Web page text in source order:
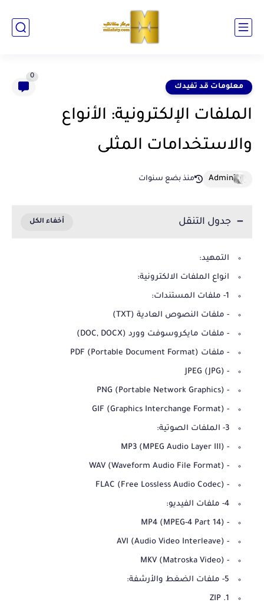
معلومات قد تفيدك
0
الملفات الإلكترونية: الأنواع
والاستخدامات المثلى
منذ بضع سنوات
جدول التنقل
التمهيد:
انواع الملفات الالكترونية:
1- ملفات المستندات:
- ملفات النصوص العادية (TXT)
- ملفات مايكروسوفت وورد (DOC, DOCX)
- ملفات PDF (Portable Document Format)
- JPEG (JPG)
- PNG (Portable Network Graphics)
- GIF (Graphics Interchange Format)
3- الملفات الصوتية:
- MP3 (MPEG Audio Layer III)
- WAV (Waveform Audio File Format)
- FLAC (Free Lossless Audio Codec)
4- ملفات الفيديو:
- MP4 (MPEG-4 Part 14)
- AVI (Audio Video Interleave)
- MKV (Matroska Video)
5- ملفات الضغط والأرشفة:
1. ZIP